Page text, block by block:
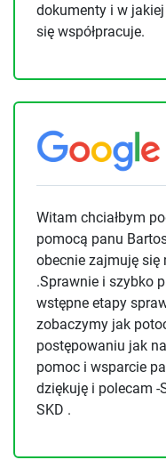
dokumenty i w jakiej
się współpracuje.
Witam chciałbym
pomocą panu
obecnie zajmuję się
.Sprawnie i szybko
wstępne etapy
zobaczymy jak
postępowaniu jak
pomoc i wsparcie
dziękuję i polecam -
SKD .